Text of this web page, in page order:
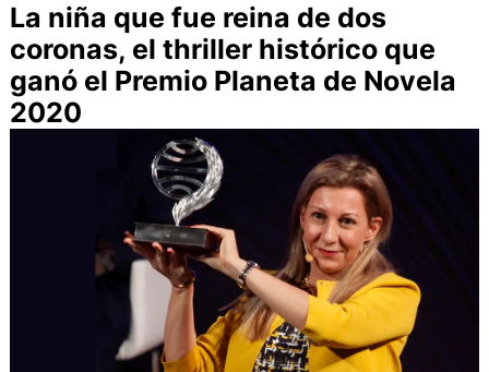
La niña que fue reina de dos
coronas, el thriller histórico que
ganó el Premio Planeta de Novela
2020